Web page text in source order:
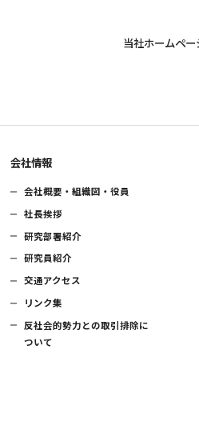
当社ホームペ
会社情報
会社概要・組織図・役員
社長挨拶
研究部署紹介
研究員紹介
交通アクセス
リンク集
反社会的勢力との取引排除に
ついて